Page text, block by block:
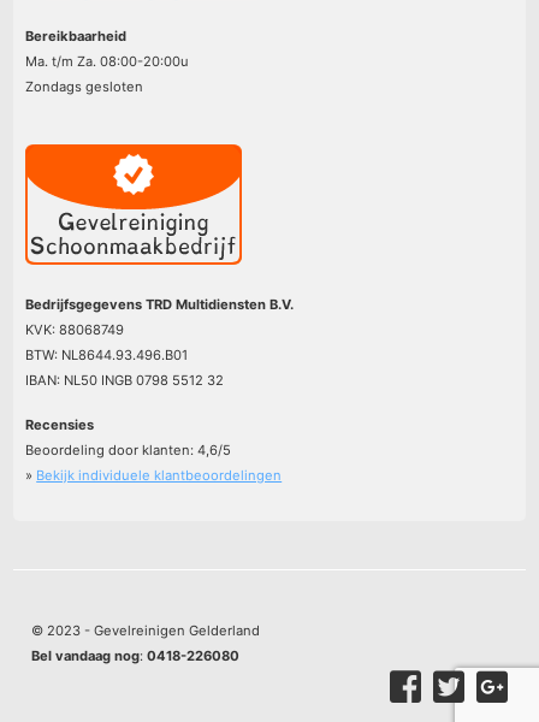
Bereikbaarheid
Ma. t/m Za. 08:00-20:00u
Zondags gesloten
Bedrijfsgegevens TRD Multidiensten B.V.
KVK: 88068749
BTW: NL8644.93.496.B01
IBAN: NL50 INGB 0798 5512 32
Recensies
Beoordeling door klanten:4,6/5
» Bekijk individuele klantbeoordelingen
© 2023 - Gevelreinigen Gelderland
Bel vandaag nog:0418-226080